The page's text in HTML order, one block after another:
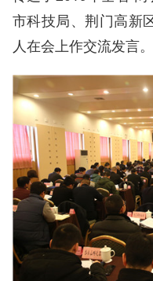
市科技局、荆门高新
人在会上作交流发言。